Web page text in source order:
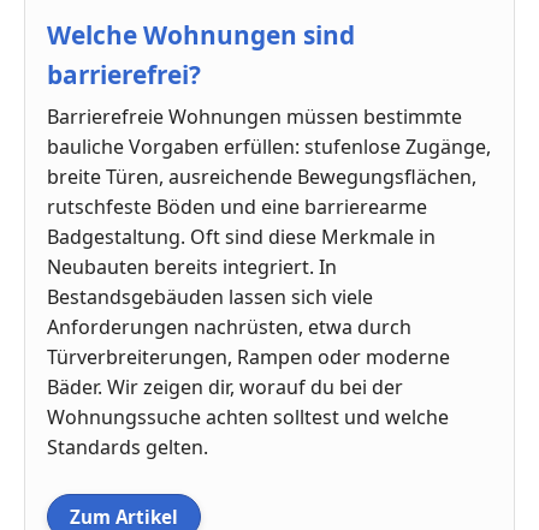
Welche Wohnungen sind
barrierefrei?
Barrierefreie Wohnungen müssen bestimmte
bauliche Vorgaben erfüllen: stufenlose Zugänge,
breite Türen, ausreichende Bewegungsflächen,
rutschfeste Böden und eine barrierearme
Badgestaltung. Oft sind diese Merkmale in
Neubauten bereits integriert. In
Bestandsgebäuden lassen sich viele
Anforderungen nachrüsten, etwa durch
Türverbreiterungen, Rampen oder moderne
Bäder. Wir zeigen dir, worauf du bei der
Wohnungssuche achten solltest und welche
Standards gelten.
Zum Artikel